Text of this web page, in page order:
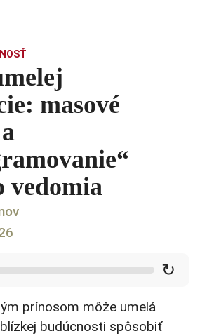
masové
vedomia
↻
prínosom môže umelá
budúcnosti spôsobiť